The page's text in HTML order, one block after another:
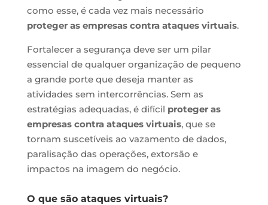
como esse, é cada vez mais necessário
proteger as empresas contra ataques virtuais.
Fortalecer a segurança deve ser um pilar
essencial de qualquer organização de pequeno
a grande porte que deseja manter as
atividades sem intercorrências. Sem as
estratégias adequadas, é difícil proteger as
empresas contra ataques virtuais, que se
tornam suscetíveis ao vazamento de dados,
paralisação das operações, extorsão e
impactos na imagem do negócio.
O que são ataques virtuais?